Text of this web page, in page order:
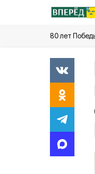
80 лет